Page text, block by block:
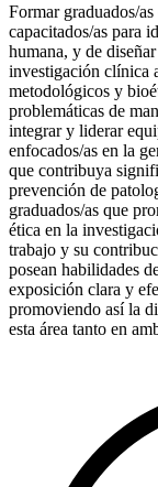
Formar graduados/
capacitados/as para
humana, y de
investigación clínica
metodológicos y
problemáticas de
integrar y liderar
enfocados/as en la
que contribuya
prevención de
graduados/as que
ética en la
trabajo y su
posean habilidades
exposición clara y
promoviendo así la
esta área tanto en